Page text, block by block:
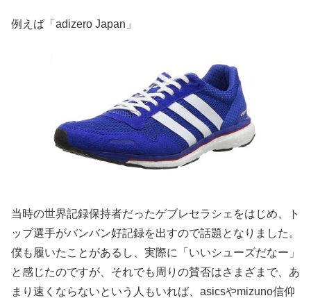
例えば「adizero Japan」
当時の世界記録保持者だったゲブレセラシェをはじめ、ト
ップ選手がバンバン好記録を出すので話題となりました。
僕も履いたことがあるし、実際に「いいシューズだなー」
と感じたのですが、それでも周りの賛否はさまざまで、あ
まり速くならないという人もいれば、asicsやmizuno信仰